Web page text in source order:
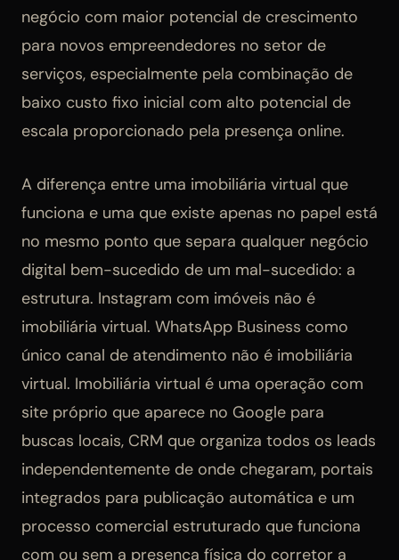
negócio com maior potencial de crescimento
para novos empreendedores no setor de
serviços, especialmente pela combinação de
baixo custo fixo inicial com alto potencial de
escala proporcionado pela presença online.
A diferença entre uma imobiliária virtual que
funciona e uma que existe apenas no papel está
no mesmo ponto que separa qualquer negócio
digital bem-sucedido de um mal-sucedido: a
estrutura. Instagram com imóveis não é
imobiliária virtual. WhatsApp Business como
único canal de atendimento não é imobiliária
virtual. Imobiliária virtual é uma operação com
site próprio que aparece no Google para
buscas locais, CRM que organiza todos os leads
independentemente de onde chegaram, portais
integrados para publicação automática e um
processo comercial estruturado que funciona
com ou sem a presença física do corretor a